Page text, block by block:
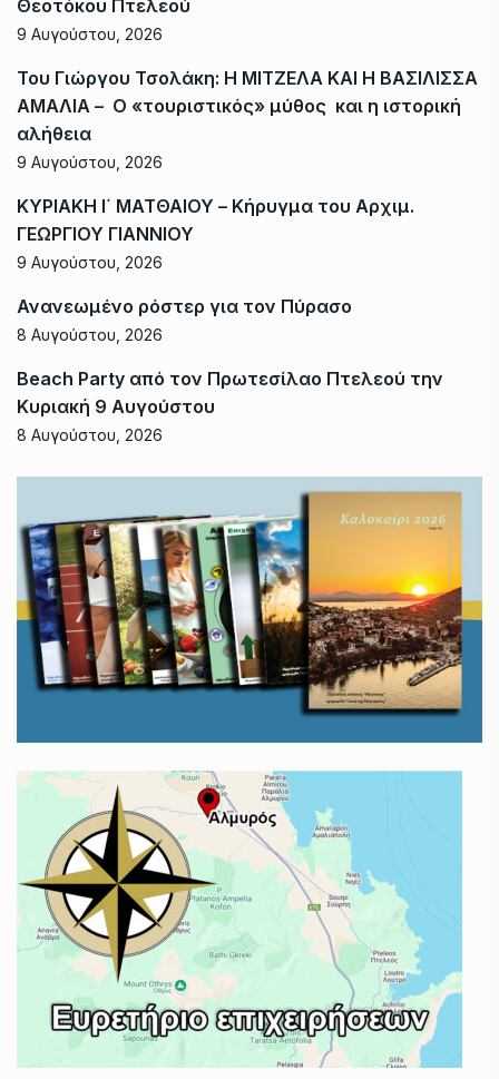
Θεοτόκου Πτελεού
9 Αυγούστου, 2026
Του Γιώργου Τσολάκη: Η ΜΙΤΖΕΛΑ ΚΑΙ Η ΒΑΣΙΛΙΣΣΑ
ΑΜΑΛΙΑ – Ο «τουριστικός» μύθος και η ιστορική
αλήθεια
9 Αυγούστου, 2026
ΚΥΡΙΑΚΗ Ι΄ ΜΑΤΘΑΙΟΥ – Κήρυγμα του Αρχιμ.
ΓΕΩΡΓΙΟΥ ΓΙΑΝΝΙΟΥ
9 Αυγούστου, 2026
Ανανεωμένο ρόστερ για τον Πύρασο
8 Αυγούστου, 2026
Beach Party από τον Πρωτεσίλαο Πτελεού την
Κυριακή 9 Αυγούστου
8 Αυγούστου, 2026